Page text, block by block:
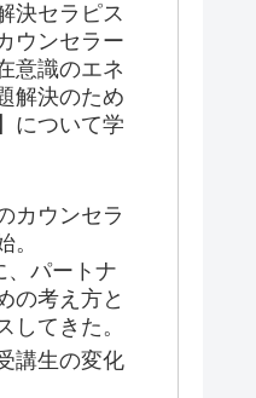
決セラピス
ウンセラー
意識のエネ
解決のため
について学
カウンセラ
。
、パートナ
の考え方と
してきた。
講生の変化